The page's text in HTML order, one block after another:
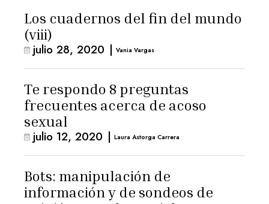
Los cuadernos del fin del mundo
(viii)
julio 28, 2020 | Vania Vargas
Te respondo 8 preguntas
frecuentes acerca de acoso
sexual
julio 12, 2020 | Laura Astorga Carrera
Bots: manipulación de
información y de sondeos de